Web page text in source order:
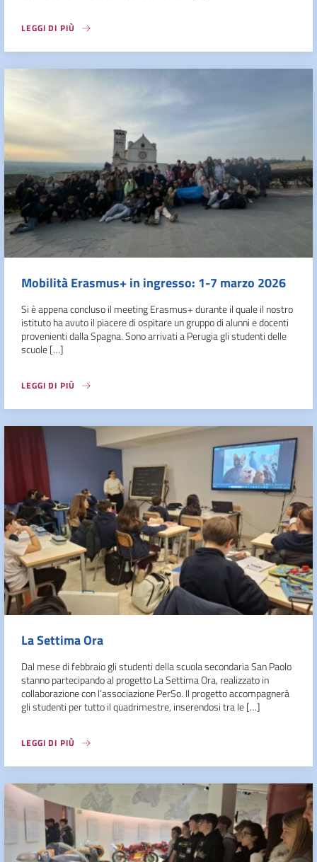
LEGGI DI PIÙ
Mobilità Erasmus+ in ingresso: 1-7 marzo 2026
Si è appena concluso il meeting Erasmus+ durante il quale il nostro
istituto ha avuto il piacere di ospitare un gruppo di alunni e docenti
provenienti dalla Spagna. Sono arrivati a Perugia gli studenti delle
scuole […]
LEGGI DI PIÙ
La Settima Ora
Dal mese di febbraio gli studenti della scuola secondaria San Paolo
stanno partecipando al progetto La Settima Ora, realizzato in
collaborazione con l’associazione PerSo. Il progetto accompagnerà
gli studenti per tutto il quadrimestre, inserendosi tra le […]
LEGGI DI PIÙ